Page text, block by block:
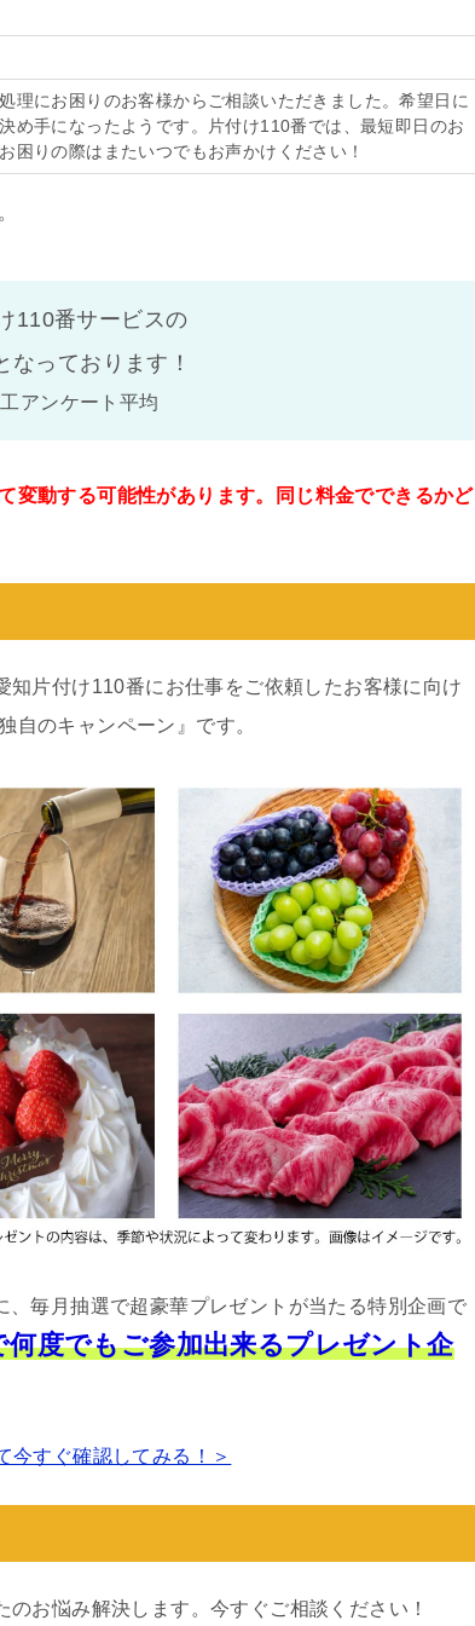
理にお困りのお客様からご相談いただきました。希望日に
め手になったようです。片付け110番では、最短即日のお
困りの際はまたいつでもお声かけください！
110番サービスの
なっております！
アンケート平均
変動する可能性があります。同じ料金でできるかど
片付け110番にお仕事をご依頼したお客様に向け
自のキャンペーン』です。
毎月抽選で超豪華プレゼントが当たる特別企画で
度でもご参加出来るプレゼント企
今すぐ確認してみる！＞
お悩み解決します。今すぐご相談ください！